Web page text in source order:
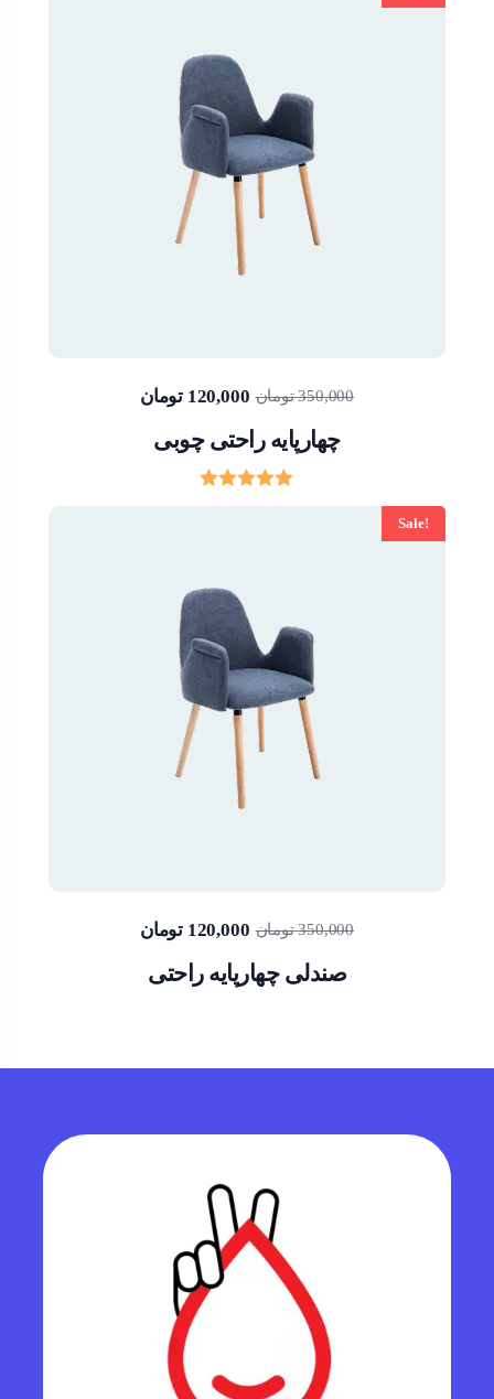
چهارپایه راحتی چوبی
350,000 تومان 120,000 تومان
Sale!
صندلی چهارپایه راحتی
350,000 تومان 120,000 تومان